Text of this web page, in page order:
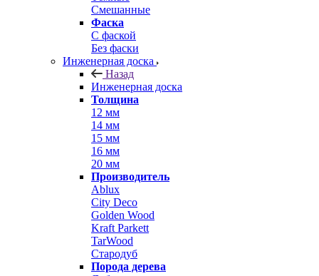
Смешанные
Фаска
С фаской
Без фаски
Инженерная доска
Назад
Инженерная доска
Толщина
12 мм
14 мм
15 мм
16 мм
20 мм
Производитель
Ablux
City Deco
Golden Wood
Kraft Parkett
TarWood
Стародуб
Порода дерева